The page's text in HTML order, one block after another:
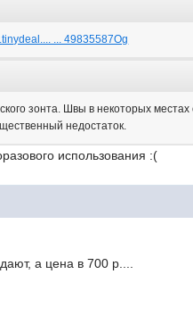
... 49835587Og
зонта. Швы в некоторых
недостаток.
использования :(
а цена в 700 р....